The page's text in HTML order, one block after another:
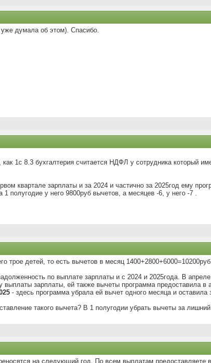
думала об этом). Спасибо.
1с 8.3 бухгалтерия считается НДФЛ у сотрудника который
квартале зарплаты и за 2024 и частично за 2025год ему
1 полугодие у него 9800руб вычетов, а месяцев -6, у него -7 .
трое детей, то есть вычетов в месяц
по выплате зарплаты и с 2024 и 2025года. В
выплаты зарплаты, ей также вычеты программа предоставила в
- здесь программа убрала ей вычет одного месяца и оставила
такого вычета? В 1 полугодии убрать вычеты за
на следующий год. По всем выплатам